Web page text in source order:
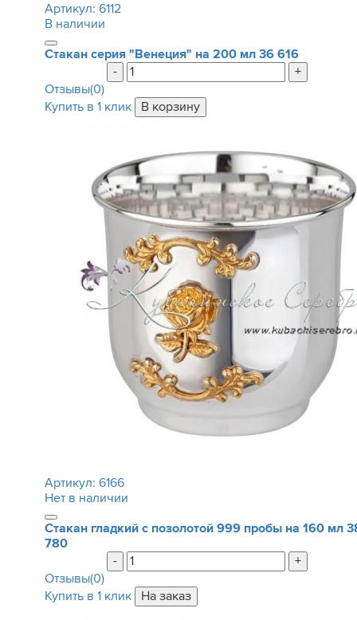
Артикул: 6112
В наличии
Стакан серия "Венеция" на 200 мл 36 616
-
+
Отзывы(0)
Купить в 1 клик
Артикул: 6166
Нет в наличии
Стакан гладкий с позолотой 999 пробы на 160 мл
780
-
+
Отзывы(0)
Купить в 1 клик